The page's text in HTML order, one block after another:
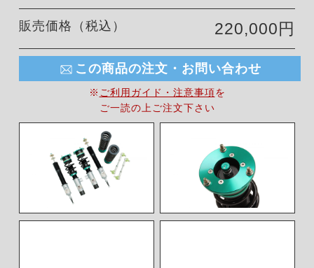
販売価格（税込） 220,000円
この商品の注文・お問い合わせ
※ ご利用ガイド・注意事項を
ご一読の上ご注文下さい